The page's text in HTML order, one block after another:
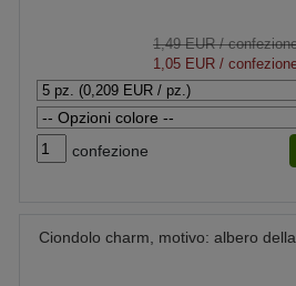
1,49 EUR/
1,05 EUR /
confezione
Ciondolo charm, motivo: albero